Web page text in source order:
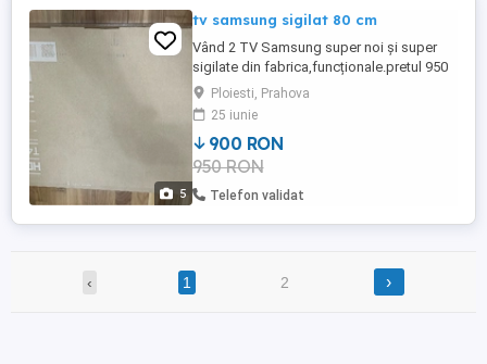
5
tv samsung sigilat 80 cm
Vând 2 TV Samsung super noi și super
sigilate din fabrica,funcționale.pretul 950
ronPloiesti, Prahova
25 iunie
900 RON
950 RON
Telefon validat
‹ 1 2 ›